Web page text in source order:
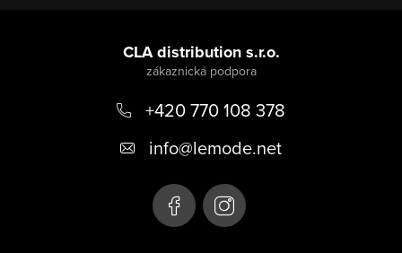
CLA distribution s.r.o.
+420 770 108 378
info@lemode.net